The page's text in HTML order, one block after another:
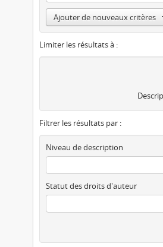
Ajouter de nouveaux critères
Limiter les résultats à :
Filtrer les résultats par :
Niveau de description
Statut des droits d'auteur